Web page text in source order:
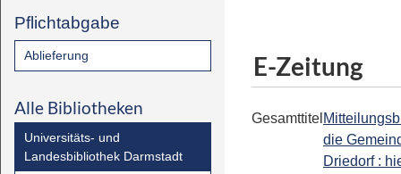
Pflichtabgabe
Ablieferung
Alle Bibliotheken
Universitäts- und
Landesbibliothek Darmstadt
E-Zeitung
Gesamttitel
die
Driedorf :